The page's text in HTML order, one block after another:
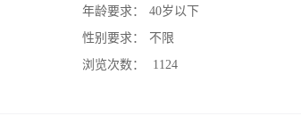
年龄要求：
40岁以下
性别要求：
不限
浏览次数：
1124